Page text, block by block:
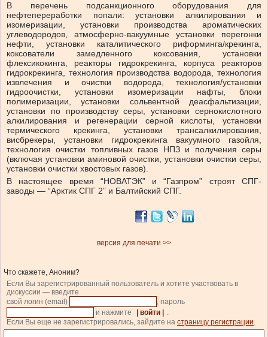
В перечень подсанкционного оборудования для
нефтепереработки попали: установки алкилирования и
изомеризации, установки производства ароматических
углеводородов, атмосферно-вакуумные установки перегонки
нефти, установки каталитического риформинга/крекинга,
коксователи замедленного коксования, установки
флексикокинга, реакторы гидрокрекинга, корпуса реакторов
гидрокрекинга, технология производства водорода, технология
извлечения и очистки водорода, технология/установки
гидроочистки, установки изомеризации нафты, блоки
полимеризации, установки сольвентной деасфальтизации,
установки по производству серы, установки сернокислотного
алкилирования и регенерации серной кислоты, установки
термического крекинга, установки трансалкилирования,
висбрекеры, установки гидрокрекинга вакуумного газойля,
технология очистки топливных газов НПЗ и получения серы
(включая установки аминовой очистки, установки очистки серы,
установки очистки хвостовых газов).
В настоящее время “НОВАТЭК” и “Газпром” строят СПГ-
заводы — “Арктик СПГ 2” и Балтийский СПГ.
версия для печати >>
Что скажете, Аноним?
Если Вы зарегистрированный пользователь и хотите участвовать в
дискуссии — введите
свой логин (email)
, пароль
и нажмите
| войти |
.
Если Вы еще не зарегистрировались, зайдите на страницу регистрации.